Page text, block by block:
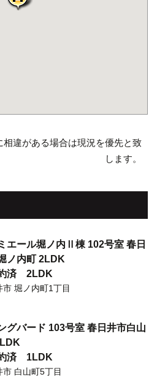
違がある場合は現況を優先と致
します。
エール堀ノ内Ⅱ棟 102号室 春日
ノ内町 2LDK
済 2LDK
市 堀ノ内町1丁目
グバード 103号室 春日井市白山
済 1LDK
市 白山町5丁目